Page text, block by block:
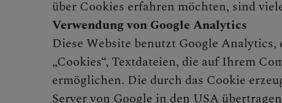
über Cookies erfahren möchten, sind
Verwendung von Google Analytics
Diese Website benutzt Google Analytics,
„Cookies“, Textdateien, die auf Ihrem
ermöglichen. Die durch das Cookie
Server von Google in den USA